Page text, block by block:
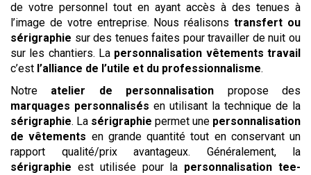
de votre personnel tout en ayant accès à des tenues à
l’image de votre entreprise. Nous réalisonstransfert ou
sérigraphie sur des tenues faites pour travailler de nuit ou
sur les chantiers. La personnalisation vêtements travail
c’est l’alliance de l’utile et du professionnalisme.
Notre atelier de personnalisation propose des
marquages personnalisés en utilisant la technique de la
sérigraphie. La sérigraphie permet une personnalisation
de vêtements en grande quantité tout en conservant un
rapport qualité/prix avantageux. Généralement, la
sérigraphie est utilisée pour la personnalisation tee-